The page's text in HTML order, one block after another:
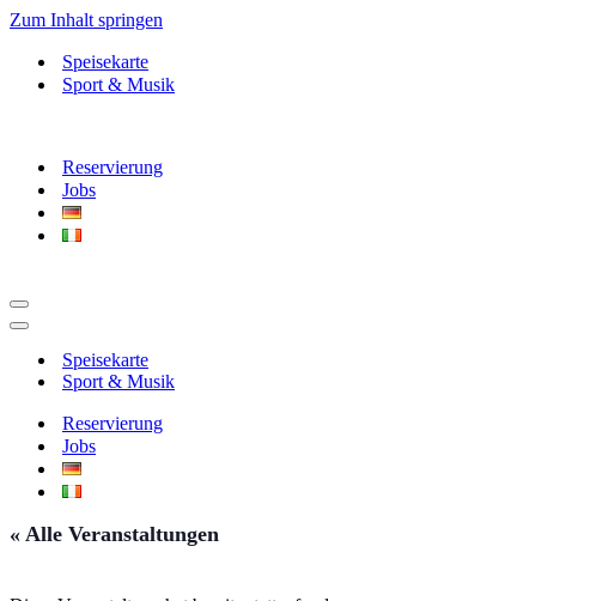
Zum Inhalt springen
Speisekarte
Sport & Musik
Reservierung
Jobs
Navigationsmenü
Navigationsmenü
Speisekarte
Sport & Musik
Reservierung
Jobs
« Alle Veranstaltungen